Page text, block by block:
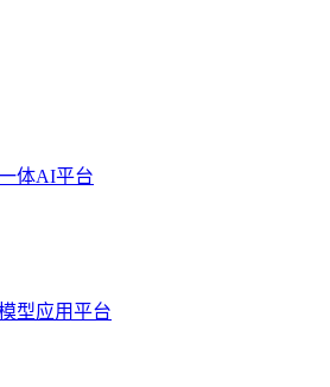
体AI平台
型应用平台